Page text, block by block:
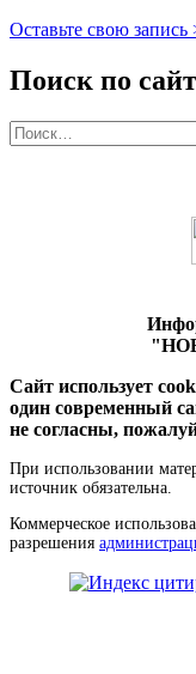
Оставьте свою запись
Поиск по
Найти:
Сайт использует
один современный
не согласны,
При использовании
источник обязательна.
Коммерческое
разрешения